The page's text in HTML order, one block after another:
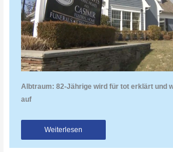
Albtraum: 82-Jährige wird für tot erklärt und
auf
Weiterlesen